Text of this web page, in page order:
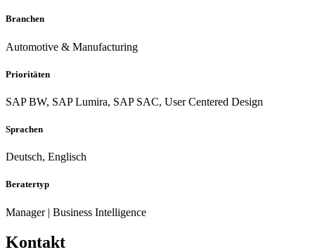
Branchen
Automotive & Manufacturing
Prioritäten
SAP BW, SAP Lumira, SAP SAC, User Centered Design
Sprachen
Deutsch, Englisch
Beratertyp
Manager | Business Intelligence
Kontakt